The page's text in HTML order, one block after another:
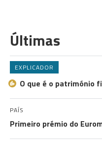
Últimas
EXPLICADOR
O que é o património
PAÍS
Primeiro prémio do